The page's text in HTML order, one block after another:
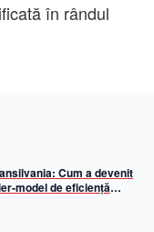
în rândul
Cum a devenit
model de eficiență